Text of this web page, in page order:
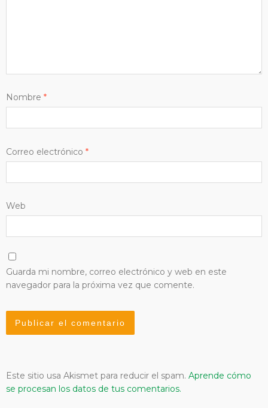
Nombre *
Correo electrónico *
Web
Guarda mi nombre, correo electrónico y web en este
navegador para la próxima vez que comente.
Este sitio usa Akismet para reducir el spam. Aprende cómo
se procesan los datos de tus comentarios.